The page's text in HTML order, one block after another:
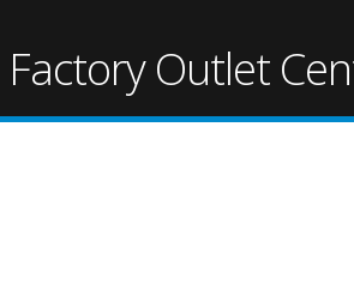
Outlet